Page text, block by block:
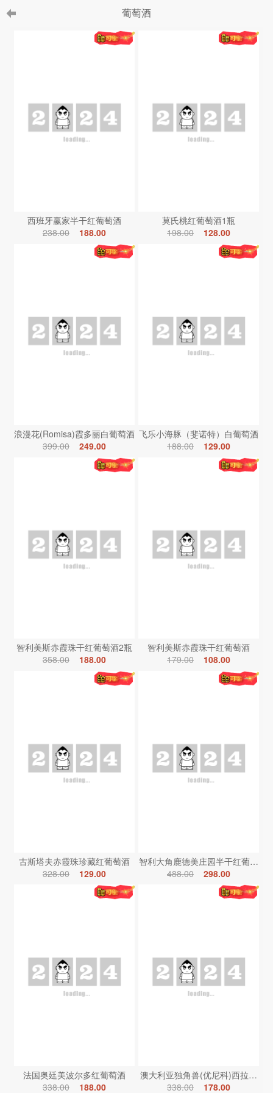
葡萄酒
西班牙赢家半干红葡萄酒
238.00
188.00
莫氏桃红葡萄酒1瓶
198.00
128.00
浪漫花(Romisa)霞多丽白葡萄酒
399.00
249.00
飞乐小海豚（斐诺特）白葡萄酒
188.00
129.00
智利美斯赤霞珠干红葡萄酒2瓶
358.00
188.00
智利美斯赤霞珠干红葡萄酒
179.00
108.00
古斯塔夫赤霞珠珍藏红葡萄酒
328.00
129.00
智利大角鹿德美庄园半干红葡萄酒
488.00
298.00
法国奥廷美波尔多红葡萄酒
338.00
188.00
澳大利亚独角兽(优尼科)西拉红葡
338.00
178.00